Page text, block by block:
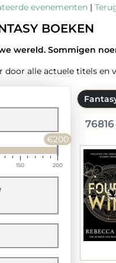
evenementen |
BOEKEN
wereld. Sommigen
door alle actuele titels
€200
150 200
76816